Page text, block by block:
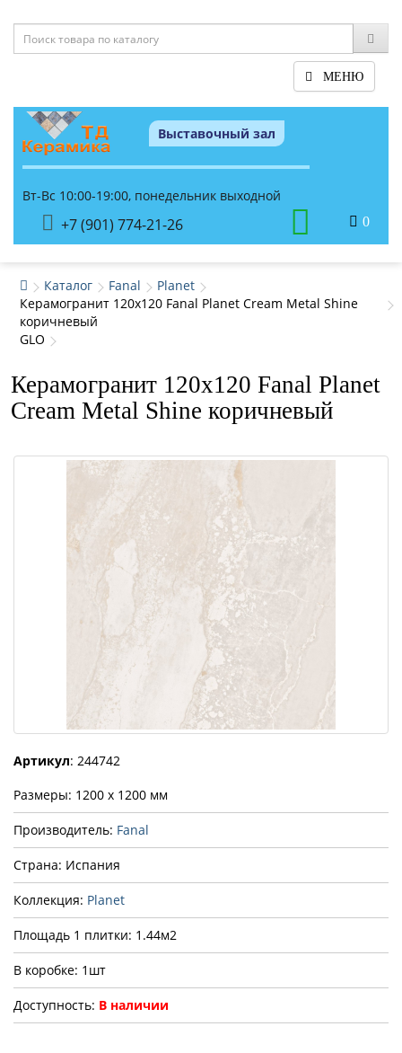
МЕНЮ
Выставочный зал
Вт-Вс 10:00-19:00, понедельник выходной
+7 (901) 774-21-26 0
Каталог Fanal
Planet
Керамогранит 120x120 Fanal Planet Cream Metal Shine
коричневый
GLO
Керамогранит 120x120 Fanal Planet
Cream Metal Shine коричневый
Артикул: 244742
Размеры: 1200 x 1200 мм
Производитель: Fanal
Страна: Испания
Коллекция: Planet
Площадь 1 плитки: 1.44м2
В коробке: 1шт
Доступность: В наличии